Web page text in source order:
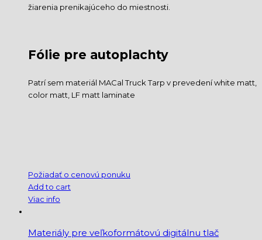
žiarenia prenikajúceho do miestnosti.
Fólie pre autoplachty
Patrí sem materiál MACal Truck Tarp v prevedení white matt,
color matt, LF matt laminate
Požiadať o cenovú ponuku
Add to cart
Viac info
Materiály pre veľkoformátovú digitálnu tlač